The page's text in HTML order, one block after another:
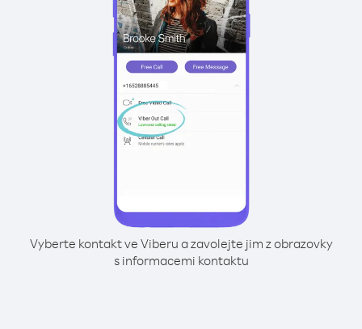
Vyberte kontakt ve Viberu a zavolejte jim z obrazovky
s informacemi kontaktu